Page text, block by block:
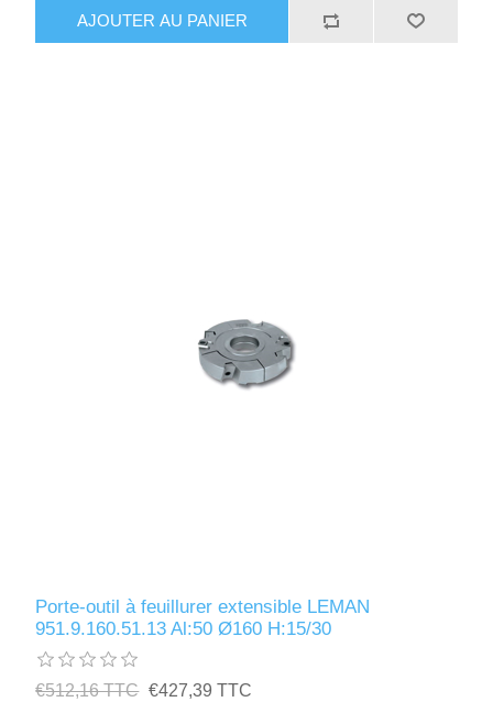
Porte-outil à feuillurer extensible LEMAN
951.9.160.51.13 Al:50 Ø160 H:15/30
€512,16 TTC €427,39 TTC